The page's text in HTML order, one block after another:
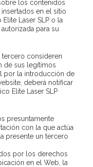
los contenidos
en el sitio
Laser SLP o la
para su
tercero consideren
de sus legítimos
por la introducción de
deberá notificar
Elite Laser SLP
presuntamente
con la que actúa
presente un tercero
por los derechos
en el Web, la